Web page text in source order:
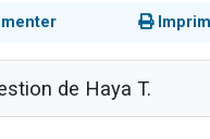
de Haya T.